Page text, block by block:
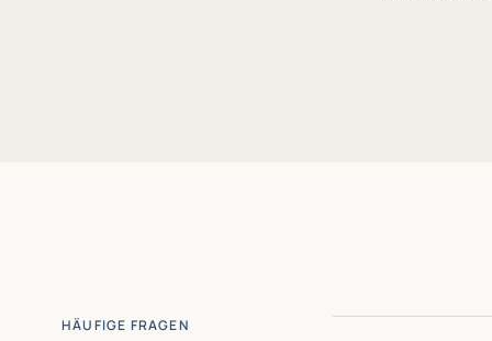
HÄUFIGE FRAGEN